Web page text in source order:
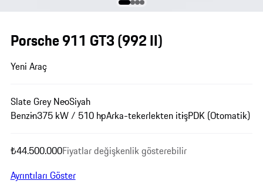
Porsche 911 GT3(992 II)
Yeni Araç
Slate Grey NeoSiyah
Benzin375 kW / 510 hpArka-tekerlekten itişPDK (Otomatik)
₺44.500.000Fiyatlar değişkenlik gösterebilir
Ayrıntıları Göster